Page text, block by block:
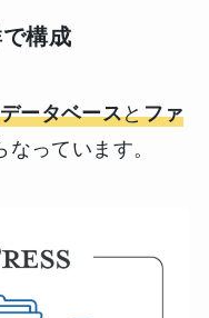
構成
データベースとファ
っています。